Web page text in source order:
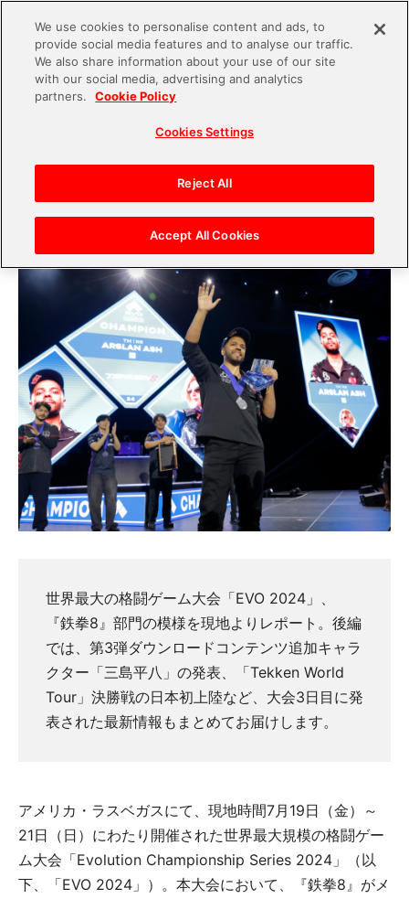
2024.07.30
「EVO 2024」の3日間にわたる激闘をレポート！
『鉄拳8』追加キャラクター「三島平八」発表＆
「TWT2024」世界決勝の日本初上陸にも沸い
た！【後編】
世界最大の格闘ゲーム大会「EVO 2024」、
『鉄拳8』部門の模様を現地よりレポート。後編
では、第3弾ダウンロードコンテンツ追加キャラ
クター「三島平八」の発表、「Tekken World
Tour」決勝戦の日本初上陸など、大会3日目に発
表された最新情報もまとめてお届けします。
アメリカ・ラスベガスにて、現地時間7月19日（金）～
21日（日）にわたり開催された世界最大規模の格闘ゲー
ム大会「Evolution Championship Series 2024」（以
下、「EVO 2024」）。本大会において、『鉄拳8』がメ
We use cookies to personalise content and ads, to
provide social media features and to analyse our traffic.
We also share information about your use of our site
with our social media, advertising and analytics
partners.
Cookie Policy
Cookies Settings
Reject All
Accept All Cookies